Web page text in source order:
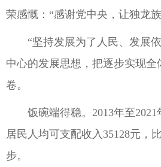
荣感慨：“感谢党中央，让独龙
“坚持发展为了人民、发展依
中心的发展思想，把逐步实现
卷。
饭碗端得稳。2013年至2021
居民人均可支配收入35128元，
步。